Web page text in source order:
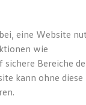
eine Website
wie
Bereiche
kann ohne diese